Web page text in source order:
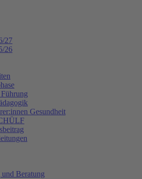
27
26
Gesundheit
Beratung